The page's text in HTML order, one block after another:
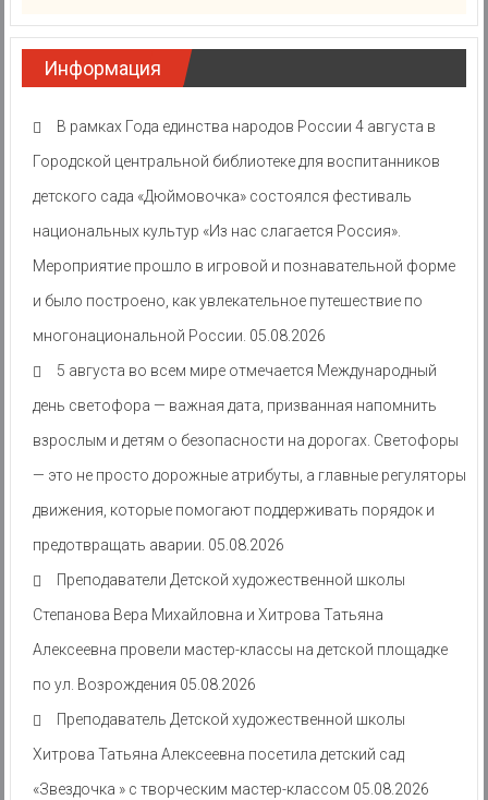
Информация
В рамках Года единства народов России 4 августа в
Городской центральной библиотеке для воспитанников
детского сада «Дюймовочка» состоялся фестиваль
национальных культур «Из нас слагается Россия».
Мероприятие прошло в игровой и познавательной форме
и было построено, как увлекательное путешествие по
многонациональной России. 05.08.2026
5 августа во всем мире отмечается Международный
день светофора — важная дата, призванная напомнить
взрослым и детям о безопасности на дорогах. Светофоры
— это не просто дорожные атрибуты, а главные регуляторы
движения, которые помогают поддерживать порядок и
предотвращать аварии. 05.08.2026
Преподаватели Детской художественной школы
Степанова Вера Михайловна и Хитрова Татьяна
Алексеевна провели мастер-классы на детской площадке
по ул. Возрождения 05.08.2026
Преподаватель Детской художественной школы
Хитрова Татьяна Алексеевна посетила детский сад
«Звездочка » с творческим мастер-классом 05.08.2026